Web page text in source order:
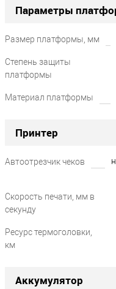
Параметры
Размер платформы, мм
Степень защиты
платформы
Материал платформы
Принтер
Автоотрезчик чеков
Скорость печати, мм в
секунду
Ресурс термоголовки,
км
Аккумулятор